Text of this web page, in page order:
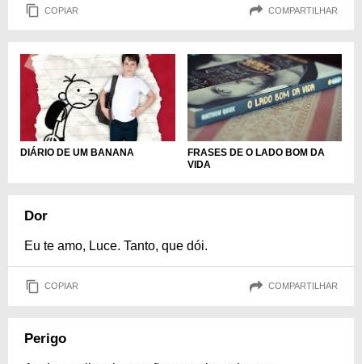
COPIAR COMPARTILHAR
DIÁRIO DE UM BANANA
FRASES DE O LADO BOM DA
VIDA
Dor
Eu te amo, Luce. Tanto, que dói.
COPIAR COMPARTILHAR
Perigo